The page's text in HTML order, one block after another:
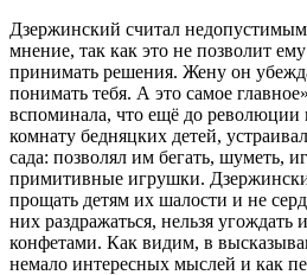
Дзержинский считал недопустимым
мнение, так как это не позволит
принимать решения. Жену он
понимать тебя. А это самое
вспоминала, что ещё до революции
комнату бедняцких детей,
сада: позволял им бегать, шуметь,
примитивные игрушки.
прощать детям их шалости и не
них раздражаться, нельзя угождать
конфетами. Как видим, в
немало интересных мыслей и как